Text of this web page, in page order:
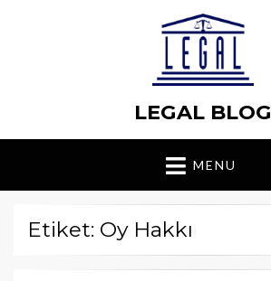
LEGAL BLOG
MENU
Etiket: Oy Hakkı